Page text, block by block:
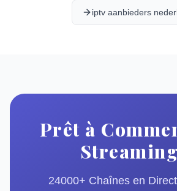
iptv aanbieders
Prêt à
24000+ Chaînes en